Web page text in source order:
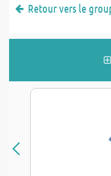
Retour vers le